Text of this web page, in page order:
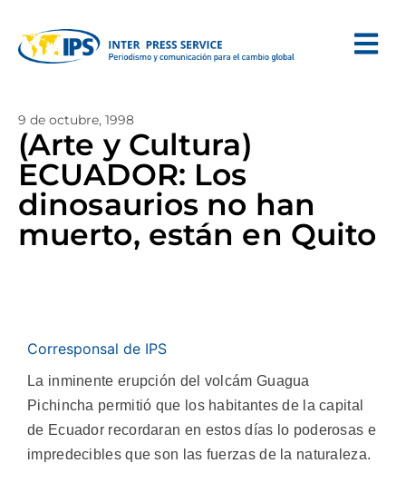
9 de octubre, 1998
(Arte y Cultura)
ECUADOR: Los
dinosaurios no han
muerto, están en Quito
Corresponsal de IPS
La inminente erupción del volcám Guagua
Pichincha permitió que los habitantes de la capital
de Ecuador recordaran en estos días lo poderosas e
impredecibles que son las fuerzas de la naturaleza.